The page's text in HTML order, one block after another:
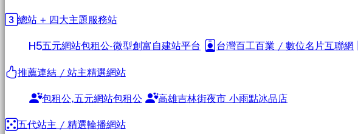
總站 + 四大主題服務站
五元網站包租公-微型創富自建站平台 台灣百工百業 / 數位名片互聯網
推薦連結 / 站主精選網站
包租公,五元網站包租公 高雄吉林街夜市 小雨點冰品店
五代站主 / 精選輪播網站